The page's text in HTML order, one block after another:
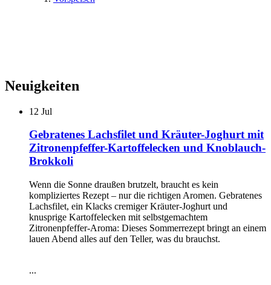
Neuigkeiten
12 Jul
Gebratenes Lachsfilet und Kräuter-Joghurt mit
Zitronenpfeffer-Kartoffelecken und Knoblauch-
Brokkoli
Wenn die Sonne draußen brutzelt, braucht es kein
kompliziertes Rezept – nur die richtigen Aromen. Gebratenes
Lachsfilet, ein Klacks cremiger Kräuter-Joghurt und
knusprige Kartoffelecken mit selbstgemachtem
Zitronenpfeffer-Aroma: Dieses Sommerrezept bringt an einem
lauen Abend alles auf den Teller, was du brauchst.
...